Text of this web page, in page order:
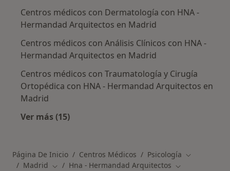
Centros médicos con Dermatología con HNA -
Hermandad Arquitectos en Madrid
Centros médicos con Análisis Clínicos con HNA -
Hermandad Arquitectos en Madrid
Centros médicos con Traumatología y Cirugía
Ortopédica con HNA - Hermandad Arquitectos en
Madrid
Ver más (15)
Página De Inicio Centros Médicos Psicología Cambiar de
Madrid Cambiar de ciudad
Hna - Hermandad Arquitectos Cambiar de